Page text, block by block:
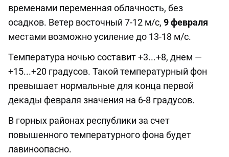
временами переменная облачность, без
осадков. Ветер восточный 7-12 м/с, 9 февраля
местами возможно усиление до 13-18 м/с.
Температура ночью составит +3...+8, днем —
+15...+20 градусов. Такой температурный фон
превышает нормальные для конца первой
декады февраля значения на 6-8 градусов.
В горных районах республики за счет
повышенного температурного фона будет
лавиноопасно.